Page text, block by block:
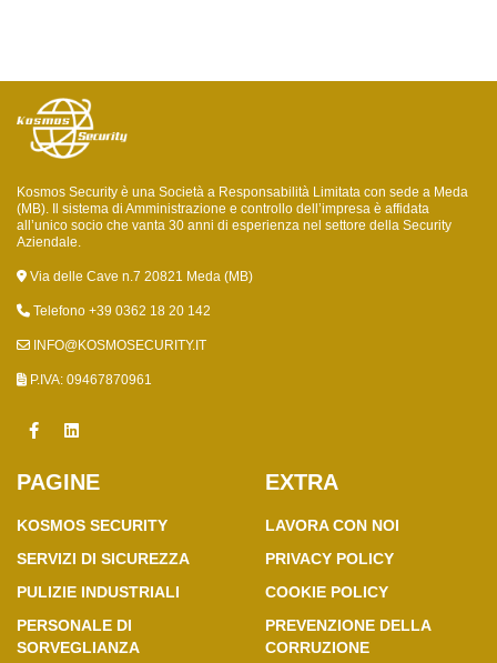
Kosmos Security è una Società a Responsabilità Limitata con sede a Meda
(MB). Il sistema di Amministrazione e controllo dell’impresa è affidata
all’unico socio che vanta 30 anni di esperienza nel settore della Security
Aziendale.
Via delle Cave n.7 20821 Meda (MB)
Telefono +39 0362 18 20 142
INFO@KOSMOSECURITY.IT
P.IVA: 09467870961
PAGINE
KOSMOS SECURITY
SERVIZI DI SICUREZZA
PULIZIE INDUSTRIALI
PERSONALE DI
SORVEGLIANZA
EXTRA
LAVORA CON NOI
PRIVACY POLICY
COOKIE POLICY
PREVENZIONE DELLA
CORRUZIONE